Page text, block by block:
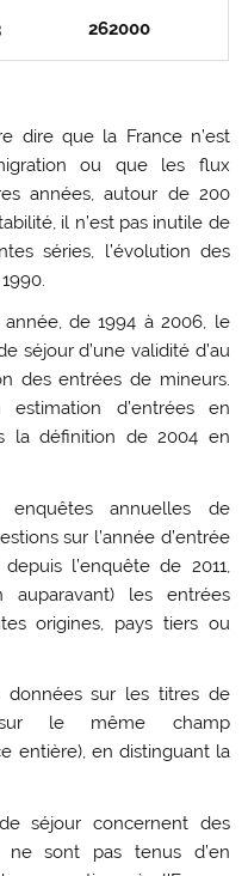
262000
dire que la France n’est
ou que les flux
années, autour de 200
il n’est pas inutile de
séries, l’évolution des
de 1994 à 2006, le
séjour d’une validité d’au
des entrées de mineurs.
d’entrées en
la définition de 2004 en
annuelles de
sur l’année d’entrée
l’enquête de 2011,
les entrées
origines, pays tiers ou
données sur les titres de
sur le même champ
entière), en distinguant la
séjour concernent des
ne sont pas tenus d’en